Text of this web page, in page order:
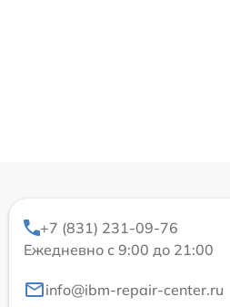
+7 (831) 231-09-76
Ежедневно с 9:00 до 21:00
info@ibm-repair-center.ru